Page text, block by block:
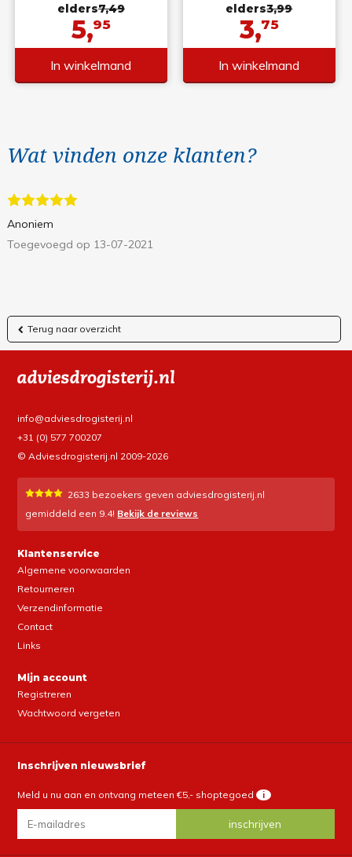
elders7,49
5,95
In winkelmand
elders3,99
3,75
In winkelmand
Wat vinden onze klanten?
Anoniem
Toegevoegd op 13-07-2021
Terug naar overzicht
info@adviesdrogisterij.nl
+31 (0) 577 700207
© Adviesdrogisterij.nl 2009-2026
2633 bezoekers geven adviesdrogisterij.nl
gemiddeld een 9.4! Bekijk de reviews
Klantenservice
Algemene voorwaarden
Retourneren
Verzendinformatie
Contact
Links
Mijn account
Registreren
Wachtwoord vergeten
Inschrijven nieuwsbrief
Meld u nu aan en ontvang meteen €5,- shoptegoed i